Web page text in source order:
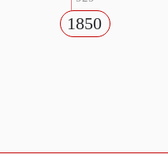
1850